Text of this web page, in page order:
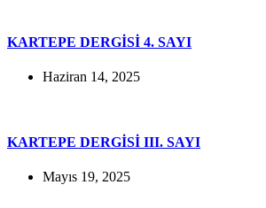
KARTEPE DERGİSİ 4. SAYI
Haziran 14, 2025
KARTEPE DERGİSİ III. SAYI
Mayıs 19, 2025